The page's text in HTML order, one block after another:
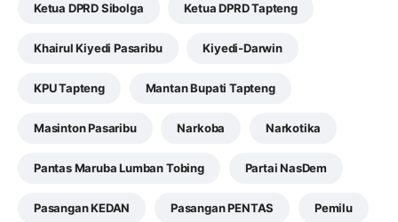
Ketua DPRD Sibolga Ketua DPRD Tapteng
Khairul Kiyedi Pasaribu Kiyedi-Darwin
KPU Tapteng Mantan Bupati Tapteng
Masinton Pasaribu Narkoba Narkotika
Pantas Maruba Lumban Tobing Partai NasDem
Pasangan KEDAN Pasangan PENTAS Pemilu